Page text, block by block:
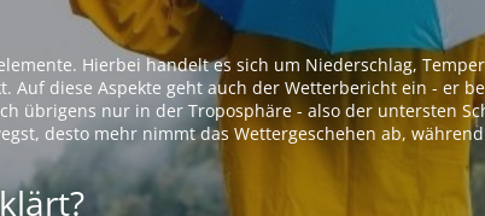
Hierbei handelt es sich um Niederschlag,
diese Aspekte geht auch der Wetterbericht ein - er
übrigens nur in der Troposphäre - also der untersten
desto mehr nimmt das Wettergeschehen ab,